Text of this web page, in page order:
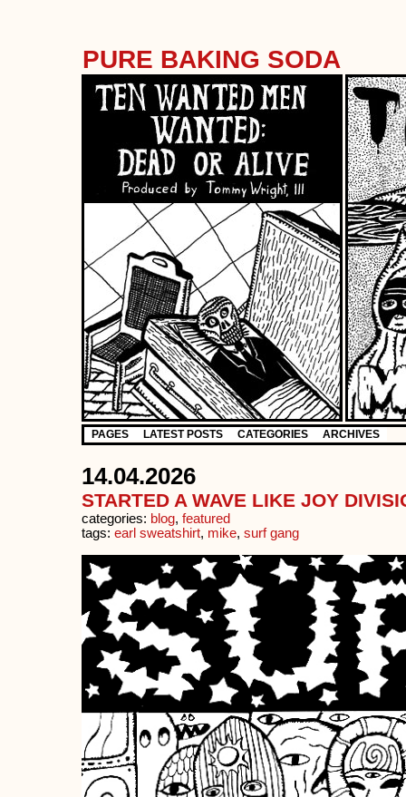
PURE BAKING SODA
PAGES LATEST POSTS CATEGORIES ARCHIVES
14.04.2026
STARTED A WAVE LIKE JOY
categories: blog, featured
tags: earl sweatshirt, mike, surf gang